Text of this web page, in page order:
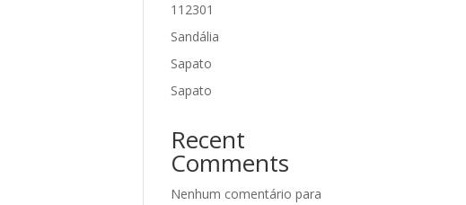
112301
Sandália
Sapato
Sapato
Recent
Comments
Nenhum comentário para